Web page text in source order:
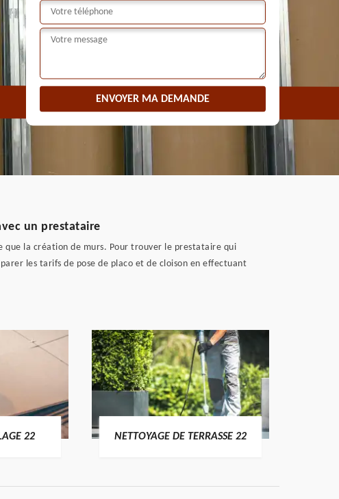
un prestataire
que la création de murs. Pour trouver le prestataire qui
les tarifs de pose de placo et de cloison en effectuant
22 NETTOYAGE DE TERRASSE 22